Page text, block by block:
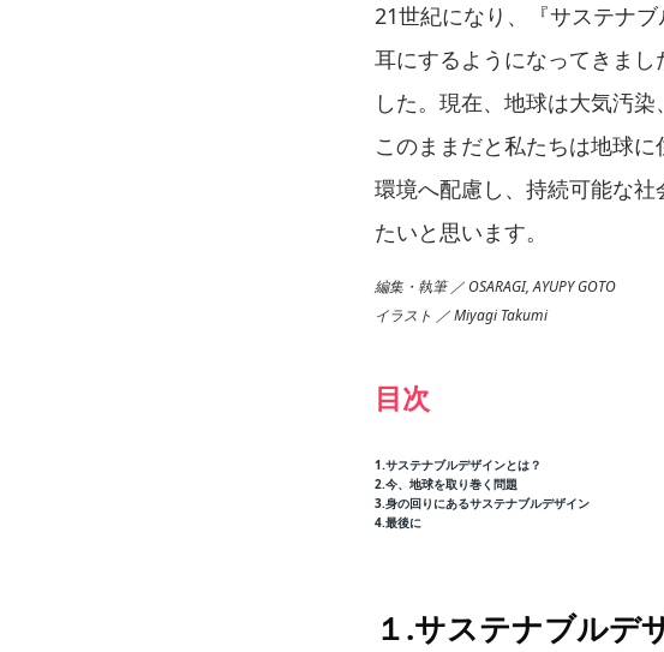
21世紀になり、『サステナ
耳にするようになってきま
した。現在、地球は大気汚
このままだと私たちは地球
環境へ配慮し、持続可能な
たいと思います。
編集・執筆 ／ OSARAGI, AYUPY GOTO
イラスト ／ Miyagi Takumi
目次
1.サステナブルデザインとは？
2.今、地球を取り巻く問題
3.身の回りにあるサステナブルデザイン
4.最後に
１.サステナブルデ